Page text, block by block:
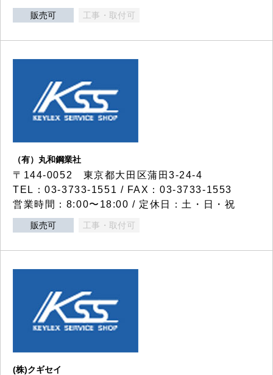
販売可 工事・取付可
（有）丸和鋼業社
〒144-0052 東京都大田区蒲田3-24-4
TEL：03-3733-1551 / FAX：03-3733-1553
営業時間：8:00〜18:00 / 定休日：土・日・祝
販売可 工事・取付可
(株)クギセイ